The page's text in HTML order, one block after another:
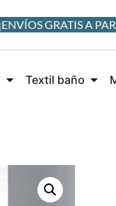
¡ENVÍOS GRATIS A
Textil baño